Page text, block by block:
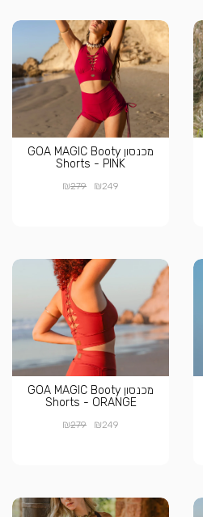
מכנסון GOA MAGIC Booty
Shorts - PINK
₪249
₪279
מכנסון GOA MAGIC Booty
Shorts - ORANGE
₪249
₪279